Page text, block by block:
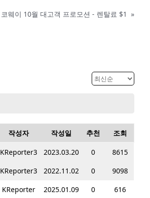
코웨이 10월 대고객 프로모션 - 렌탈료 $1 »
작성자 작성일 추천 조회
KReporter3 2023.03.20 0
8615
KReporter3 2022.11.02 0
9098
KReporter 2025.01.09 0
616